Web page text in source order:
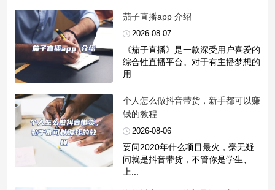
​茄子直播app 介绍
2026-08-07
《茄子直播》是一款深受用户喜爱的
综合性直播平台。对于有主播梦想的
用...
​个人怎么做抖音带货，新手都可以赚
钱的教程
2026-08-06
要问2020年什么项目最火，毫无疑
问就是抖音带货，不管你是学生、
上...